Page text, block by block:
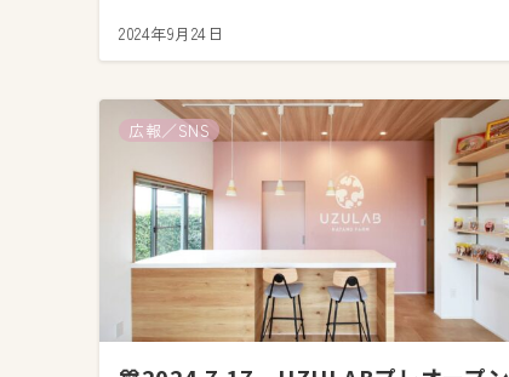
2024年9月24日
広報／SNS